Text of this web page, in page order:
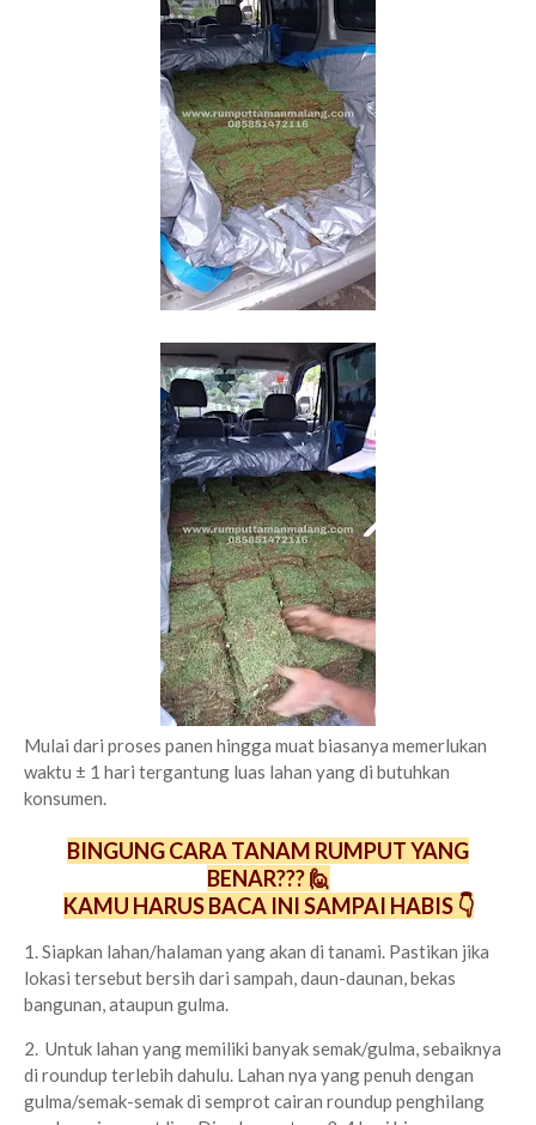
Mulai dari proses panen hingga muat biasanya memerlukan
waktu ± 1 hari tergantung luas lahan yang di butuhkan
konsumen.
BINGUNG CARA TANAM RUMPUT YANG
BENAR??? 🙋
KAMU HARUS BACA INI SAMPAI HABIS 👇
1. Siapkan lahan/halaman yang akan di tanami. Pastikan jika
lokasi tersebut bersih dari sampah, daun-daunan, bekas
bangunan, ataupun gulma.
2. Untuk lahan yang memiliki banyak semak/gulma, sebaiknya
di roundup terlebih dahulu. Lahan nya yang penuh dengan
gulma/semak-semak di semprot cairan roundup penghilang